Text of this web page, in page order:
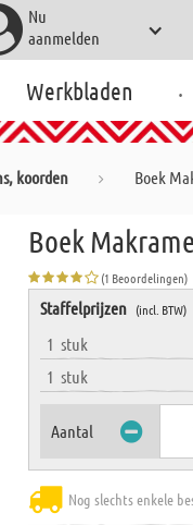
Nu
aanmelden
Werkbladen .
koorden Boek
Boek
(1 Beoordelingen)
Staffelprijzen (incl. BTW)
1stuk
1stuk
Aantal
Nog slechts enkele